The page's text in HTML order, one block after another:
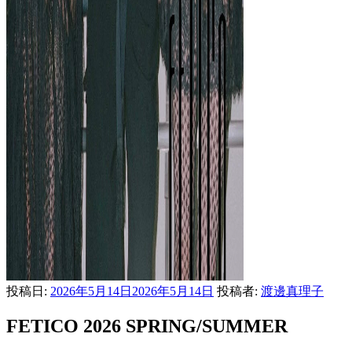
投稿日: 2026年5月14日 2026年5月14日 投稿者: 渡邊真理子
FETICO 2026 SPRING/SUMMER